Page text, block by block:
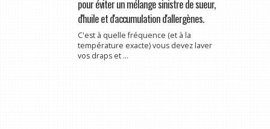
pour éviter un mélange sinistre de sueur,
d'huile et d'accumulation d'allergènes.
C'est à quelle fréquence (et à la
température exacte) vous devez laver
vos draps et ...